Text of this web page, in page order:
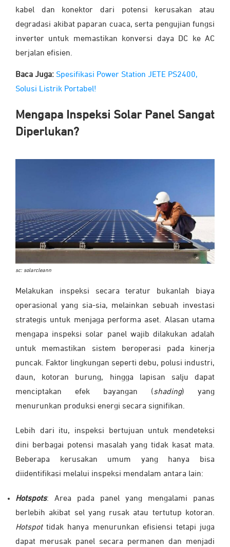
kabel dan konektor dari potensi kerusakan atau
degradasi akibat paparan cuaca, serta pengujian fungsi
inverter untuk memastikan konversi daya DC ke AC
berjalan efisien.
Baca Juga: Spesifikasi Power Station JETE PS2400,
Solusi Listrik Portabel!
Mengapa Inspeksi Solar Panel Sangat
Diperlukan?
sc: solarcleann
Melakukan inspeksi secara teratur bukanlah biaya
operasional yang sia-sia, melainkan sebuah investasi
strategis untuk menjaga performa aset. Alasan utama
mengapa inspeksi solar panel wajib dilakukan adalah
untuk memastikan sistem beroperasi pada kinerja
puncak. Faktor lingkungan seperti debu, polusi industri,
daun, kotoran burung, hingga lapisan salju dapat
menciptakan efek bayangan (shading) yang
menurunkan produksi energi secara signifikan.
Lebih dari itu, inspeksi bertujuan untuk mendeteksi
dini berbagai potensi masalah yang tidak kasat mata.
Beberapa kerusakan umum yang hanya bisa
diidentifikasi melalui inspeksi mendalam antara lain:
Hotspots: Area pada panel yang mengalami panas
berlebih akibat sel yang rusak atau tertutup kotoran.
Hotspottidak hanya menurunkan efisiensi tetapi juga
dapat merusak panel secara permanen dan menjadi